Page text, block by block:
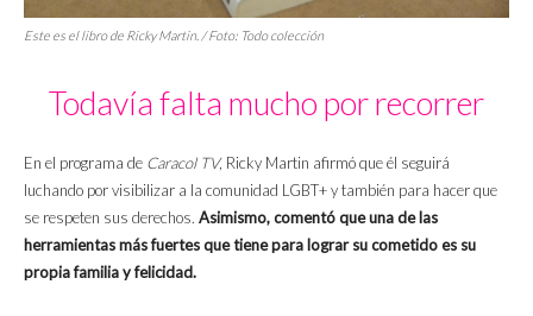
Este es el libro de Ricky Martin. / Foto: Todo colección
Todavía falta mucho por recorrer
En el programa de Caracol TV, Ricky Martin afirmó que él seguirá
luchando por visibilizar a la comunidad LGBT+ y también para hacer que
se respeten sus derechos. Asimismo, comentó que una de las
herramientas más fuertes que tiene para lograr su cometido es su
propia familia y felicidad.